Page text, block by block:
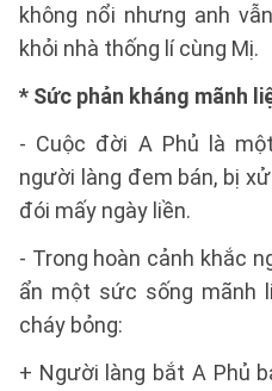
không nổi nhưng anh
khỏi nhà thống lí cùng Mị.
* Sức phản kháng mãnh
- Cuộc đời A Phủ là
người làng đem bán, bị
đói mấy ngày liền.
- Trong hoàn cảnh khắc
ẩn một sức sống mãnh
cháy bỏng:
+ Người làng bắt A Phủ